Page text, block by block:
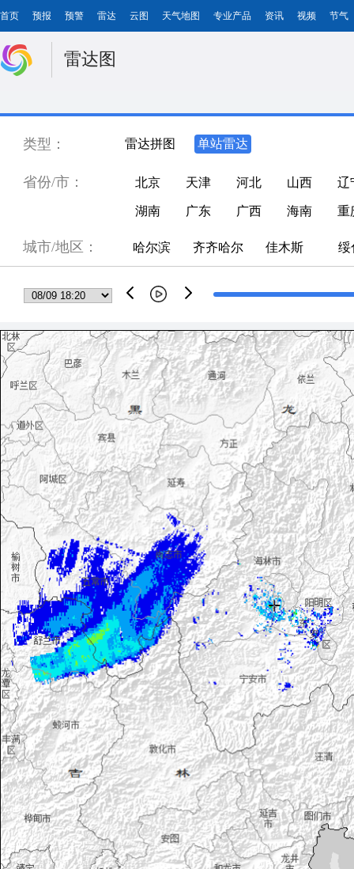
首页 预报 预警 雷达 云图 天气地图 专业产品 资讯 视频 节气
雷达图
类型： 雷达拼图 单站雷达
省份/市： 北京 天津 河北 山西 辽
湖南 广东 广西 海南 重
城市/地区： 哈尔滨 齐齐哈尔 佳木斯 绥